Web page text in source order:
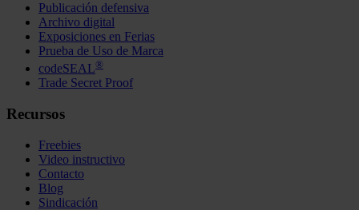
Publicación defensiva
Archivo digital
Exposiciones en Ferias
Prueba de Uso de Marca
codeSEAL®
Trade Secret Proof
Recursos
Freebies
Video instructivo
Contacto
Blog
Sindicación